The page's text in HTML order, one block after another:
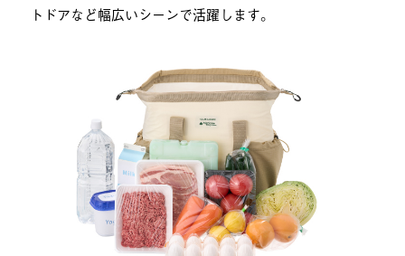
トドアなど幅広いシーンで活躍します。